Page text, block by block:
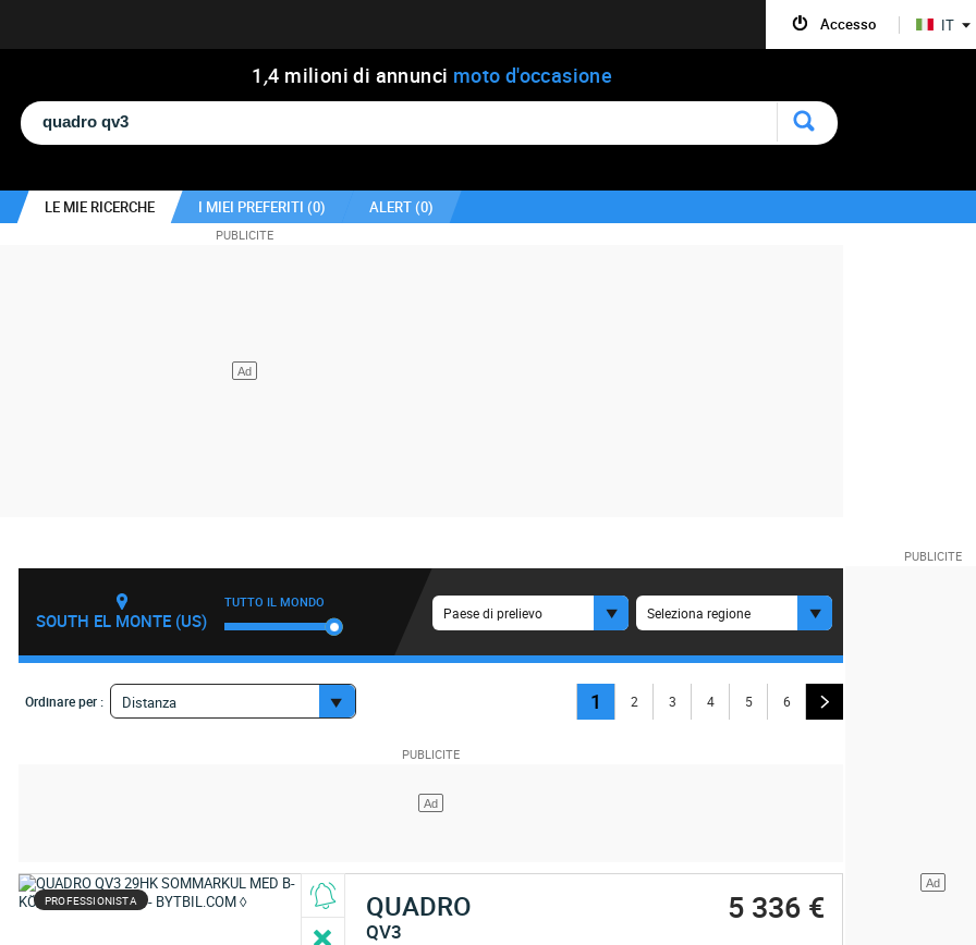
1 ,4 milioni di annunci moto d'occasione
LE MIE RICERCHE I MIEI PREFERITI (0) ALERT (0)
SOUTH EL MONTE (US)
TUTTO IL MONDO
Paese di prelievo Seleziona regione
Ordinare per : Distanza 1 2 3 4 5 6
PROFESSIONISTA QUADRO
QV3
5 336 €
Accesso IT